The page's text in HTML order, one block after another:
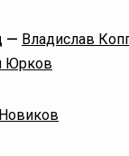
— Владислав
Юрков